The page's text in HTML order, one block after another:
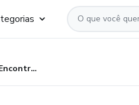
Quando a Fé Encontra a Dor